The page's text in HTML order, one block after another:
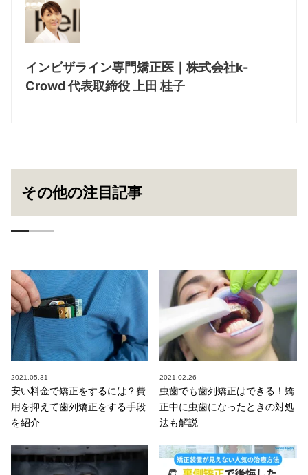
インビザライン専門矯正医｜株式会社k-
Crowd 代表取締役 上田 桂子
その他の注目記事
2021.05.31
安い料金で矯正をするには？費
用を抑えて歯列矯正をする手段
を紹介
2021.02.26
虫歯でも歯列矯正はできる！矯
正中に虫歯になったときの対処
法も解説